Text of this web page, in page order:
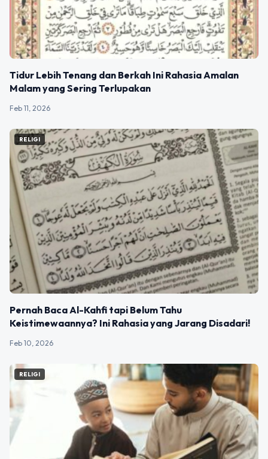
Tidur Lebih Tenang dan Berkah Ini Rahasia Amalan
Malam yang Sering Terlupakan
Feb 11, 2026
RELIGI
Pernah Baca Al-Kahfi tapi Belum Tahu
Keistimewaannya? Ini Rahasia yang Jarang Disadari!
Feb 10, 2026
RELIGI